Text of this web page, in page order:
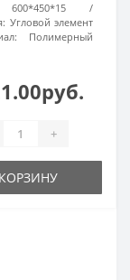
600*450*15
Угловой элемент
Полимерный
+